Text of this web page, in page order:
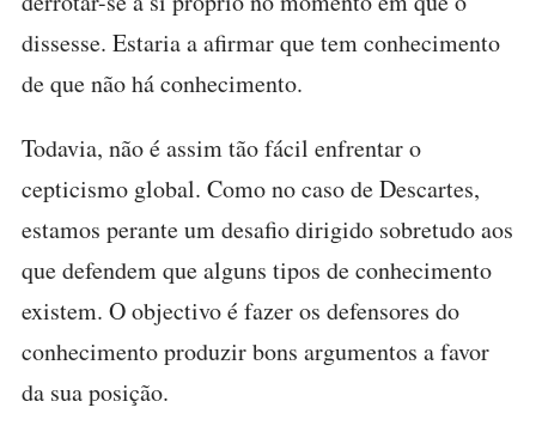
dissesse. Estaria a afirmar que tem conhecimento
de que não há conhecimento.
Todavia, não é assim tão fácil enfrentar o
cepticismo global. Como no caso de Descartes,
estamos perante um desafio dirigido sobretudo aos
que defendem que alguns tipos de conhecimento
existem. O objectivo é fazer os defensores do
conhecimento produzir bons argumentos a favor
da sua posição.